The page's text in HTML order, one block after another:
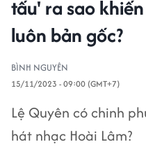
tấu' ra sao
luôn bản gốc?
BÌNH NGUYÊN
15/11/2023 - 09:00 (GMT+7)
Lệ Quyên có chinh
hát nhạc Hoài Lâm?